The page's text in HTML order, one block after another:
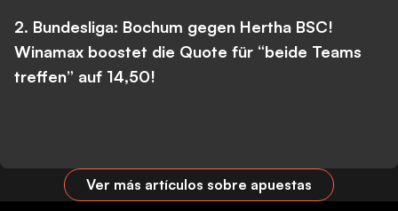
2. Bundesliga: Bochum gegen Hertha BSC!
Winamax boostet die Quote für “beide Teams
treffen” auf 14,50!
Ver más artículos sobre apuestas